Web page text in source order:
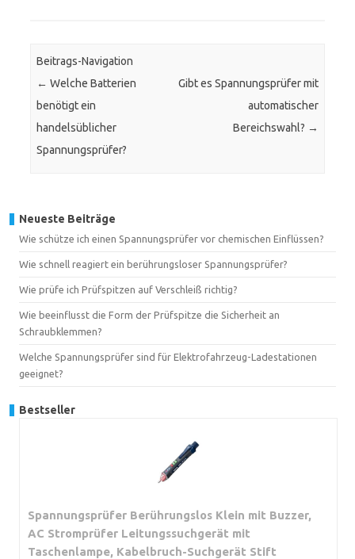
Beitrags-Navigation
← Welche Batterien
benötigt ein
handelsüblicher
Spannungsprüfer?
Gibt es Spannungsprüfer mit
automatischer
Bereichswahl? →
Neueste Beiträge
Wie schütze ich einen Spannungsprüfer vor chemischen Einflüssen?
Wie schnell reagiert ein berührungsloser Spannungsprüfer?
Wie prüfe ich Prüfspitzen auf Verschleiß richtig?
Wie beeinflusst die Form der Prüfspitze die Sicherheit an
Schraubklemmen?
Welche Spannungsprüfer sind für Elektrofahrzeug-Ladestationen
geeignet?
Bestseller
Spannungsprüfer Berührungslos Klein mit Buzzer,
AC Stromprüfer Leitungssuchgerät mit
Taschenlampe, Kabelbruch-Suchgerät Stift